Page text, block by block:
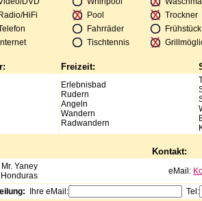
Radio/HiFi
Pool
Trockner
Fahrräder
Internet
Tischtennis
Freizeit:
Erlebnisbad
Rudern
Angeln
Wandern
Radwandern
Kontakt:
Mr. Yaney
Honduras
eMail:
Ihre eMail: Tel: